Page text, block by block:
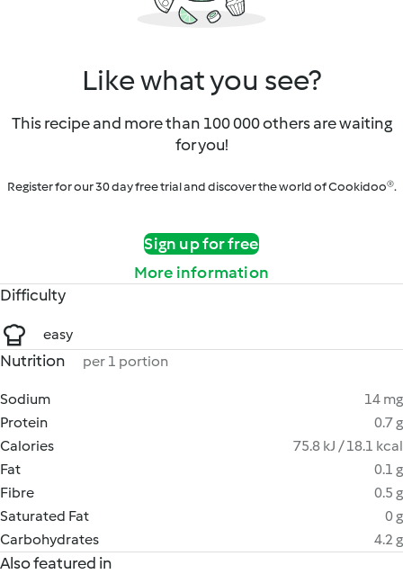
Like what you see?
This recipe and more than 100 000 others are waiting
for you!
Register for our 30 day free trial and discover the world of Cookidoo®.
Sign up for free
More information
Difficulty
easy
Nutrition per 1 portion
Sodium
14 mg
Protein
0.7 g
Calories
75.8 kJ / 18.1 kcal
Fat
0.1 g
Fibre
0.5 g
Saturated Fat
0 g
Carbohydrates
4.2 g
Also featured in